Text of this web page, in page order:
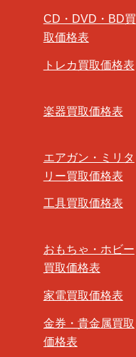
CD・DVD・BD買
取価格表
トレカ買取価格表
楽器買取価格表
エアガン・ミリタ
リー買取価格表
工具買取価格表
おもちゃ・ホビー
買取価格表
家電買取価格表
金券・貴金属買取
価格表